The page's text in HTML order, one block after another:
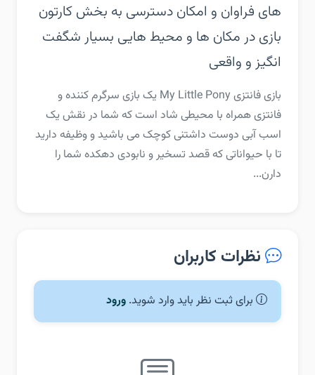
های فراوان و امکان دسترسی به بخش کارتون‏
بازی در مکان ها و محیط هایی بسیار شگفت
انگیز و واقعی
‏‏بازی فانتزی My Little Pony یک بازی سرگرم کننده و
فانتزی همراه با محیطی شاد است که شما در نقش یک
اسب آبی دوست داشتنی کوچک می باشید و وظیفه دارید
تا با حیواناتی که قصد تسخیر و نابودی دهکده شما را
دارن...
نظرات کاربران
برای ثبت نظر باید وارد شوید. ورود